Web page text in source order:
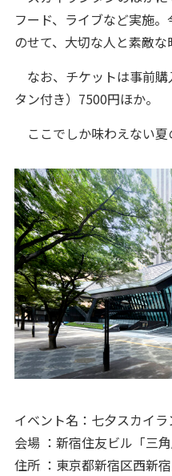
フード、ライブなど実施
のせて、大切な人と素敵な
なお、チケットは事前
タン付き）7500円ほか。
ここでしか味わえない夏
イベント名：七夕スカイ
会場 ：新宿住友ビル「三角
住所 ：東京都新宿区西新